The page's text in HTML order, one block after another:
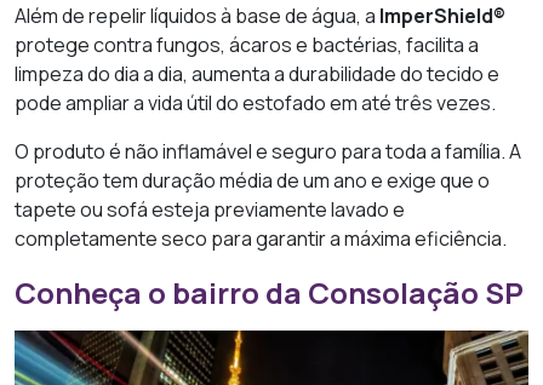
Além de repelir líquidos à base de água, a ImperShield®
protege contra fungos, ácaros e bactérias, facilita a
limpeza do dia a dia, aumenta a durabilidade do tecido e
pode ampliar a vida útil do estofado em até três vezes.
O produto é não inflamável e seguro para toda a família. A
proteção tem duração média de um ano e exige que o
tapete ou sofá esteja previamente lavado e
completamente seco para garantir a máxima eficiência.
Conheça o bairro da Consolação SP